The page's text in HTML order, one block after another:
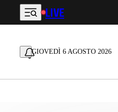
Vai al contenuto principale
LIVE
GIOVEDÌ 6 AGOSTO 2026